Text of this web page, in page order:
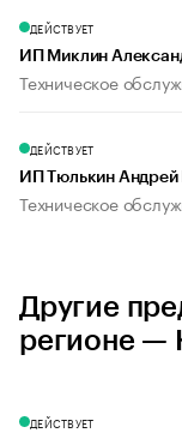
ДЕЙСТВУЕТ
ИП Миклин
Техническое
ДЕЙСТВУЕТ
ИП Тюлькин
Техническое
Другие
регионе —
ДЕЙСТВУЕТ